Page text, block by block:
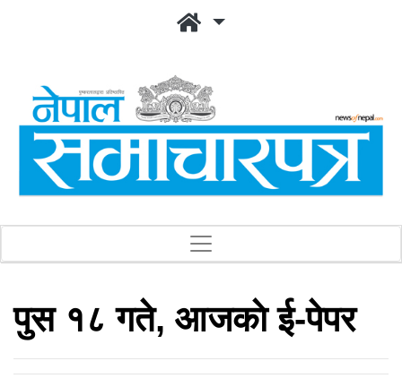
पुस १८ गते, आजकाे ई-पेपर